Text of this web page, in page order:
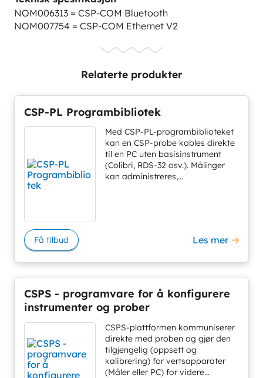
NOM006313 = CSP-COM Bluetooth
NOM007754 = CSP-COM Ethernet V2
Relaterte produkter
CSP-PL Programbibliotek
Med CSP-PL-programbiblioteket
kan en CSP-probe kobles direkte
til en PC uten basisinstrument
(Colibri, RDS-32 osv.). Målinger
kan administreres,...
Få tilbud Les mer
CSPS - programvare for å konfigurere
instrumenter og prober
CSPS-plattformen kommuniserer
direkte med proben og gjør den
tilgjengelig (oppsett og
kalibrering) for vertsapparater
(Måler eller PC) for videre...